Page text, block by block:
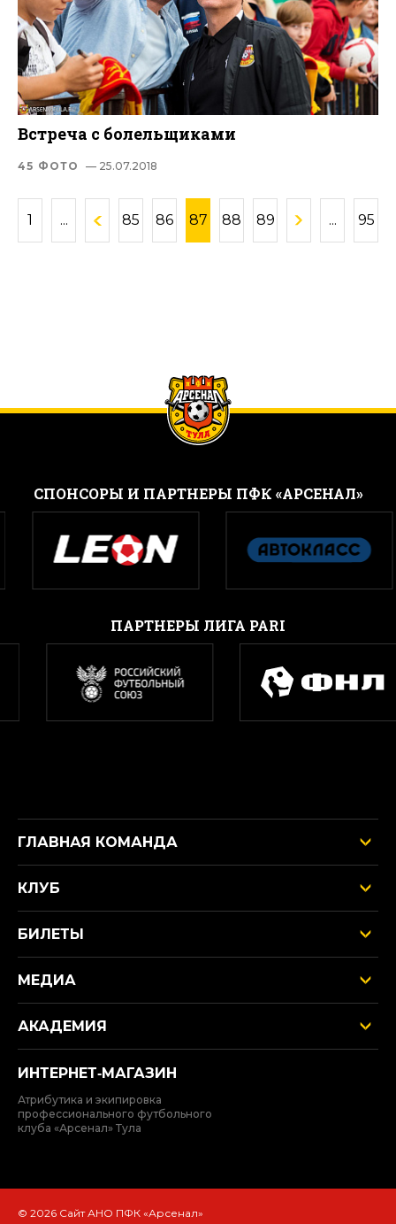
Встреча с болельщиками
45 ФОТО — 25.07.2018
1 ... 85 86 87 88 89 ... 95
CПОНСОРЫ И ПАРТНЕРЫ ПФК «АРСЕНАЛ»
ПАРТНЕРЫ ЛИГА PARI
ГЛАВНАЯ КОМАНДА
КЛУБ
БИЛЕТЫ
МЕДИА
АКАДЕМИЯ
ИНТЕРНЕТ‑МАГАЗИН
Атрибутика и экипировка
профессионального футбольного
клуба «Арсенал» Тула
© 2026 Сайт АНО ПФК «Арсенал»